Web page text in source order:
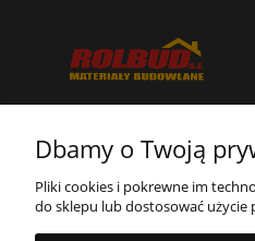
W przypadku pytań lub
wątpliwości jesteśmy
Państwa dyspozycji
Zadzwoń!! tel. 507
Dbamy o Twoją
Pliki cookies i pokrewne im
do sklepu lub dostosować użycie